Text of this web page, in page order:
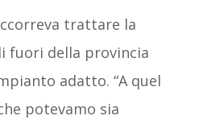
trattare la
fuori della provincia
adatto. “A quel
potevamo sia